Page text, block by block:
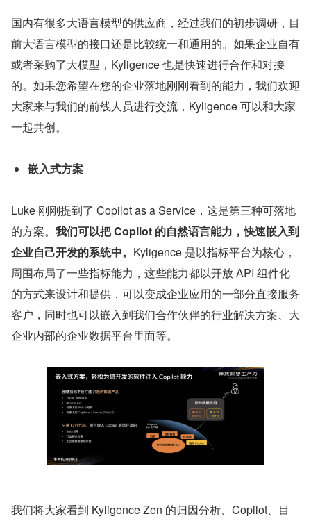
国内有很多大语言模型的供应商，经过我们的初步调研，目
前大语言模型的接口还是比较统一和通用的。如果企业自有
或者采购了大模型，Kyligence 也是快速进行合作和对接
的。如果您希望在您的企业落地刚刚看到的能力，我们欢迎
大家来与我们的前线人员进行交流，Kyligence 可以和大家
一起共创。
嵌入式方案
Luke 刚刚提到了 Copilot as a Service，这是第三种可落地
的方案。 我们可以把 Copilot 的自然语言能力，快速嵌入到
企业自己开发的系统中。 Kyligence 是以指标平台为核心，
周围布局了一些指标能力，这些能力都以开放 API 组件化
的方式来设计和提供，可以变成企业应用的一部分直接服务
客户，同时也可以嵌入到我们合作伙伴的行业解决方案、大
企业内部的企业数据平台里面等。
我们将大家看到 Kyligence Zen 的归因分析、Copilot、目